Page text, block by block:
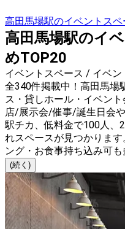
高田馬場駅のイベントスペ
高田馬場駅のイ
めTOP20
イベントスペース / イベン
全340件掲載中！高田馬場
ス・貸しホール・イベン
店/展示会/催事/誕生日会
駅チカ、低料金で100人、
れスペースが見つかりま
ング・お食事持ち込み可も
(続く)